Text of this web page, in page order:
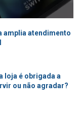
amplia atendimento
loja é obrigada a
ou não agradar?